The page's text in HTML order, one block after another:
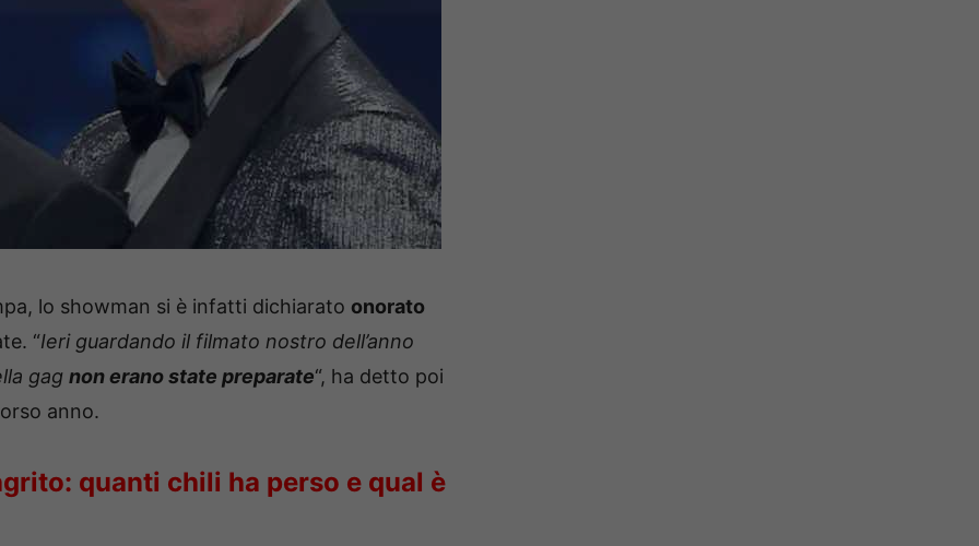
lo showman si è infatti dichiarato onorato
“Ieri guardando il filmato nostro dell’anno
gag non erano state preparate“, ha detto poi
anno.
quanti chili ha perso e qual è